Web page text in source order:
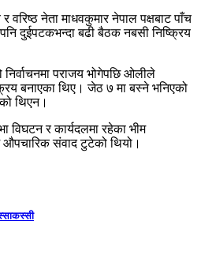
वरिष्ठ नेता माधवकुमार नेपाल पक्षबाट पाँच
दुईपटकभन्दा बढी बैठक नबसी निष्क्रिय
निर्वाचनमा पराजय भोगेपछि ओलीले
बनाएका थिए। जेठ ७ मा बस्ने भनिएको
थिएन।
विघटन र कार्यदलमा रहेका भीम
औपचारिक संवाद टुटेको थियो।